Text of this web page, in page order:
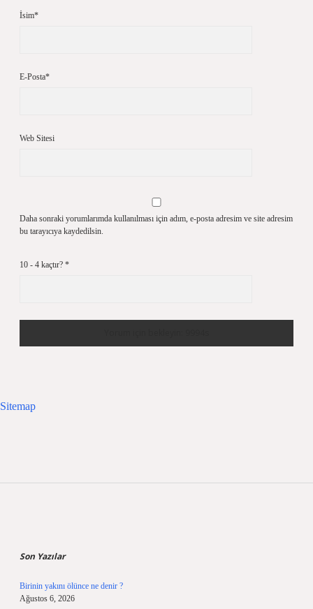
İsim*
E-Posta*
Web Sitesi
Daha sonraki yorumlarımda kullanılması için adım, e-posta adresim ve site adresim
bu tarayıcıya kaydedilsin.
10 - 4 kaçtır? *
Sitemap
Son Yazılar
Birinin yakını ölünce ne denir ?
Ağustos 6, 2026